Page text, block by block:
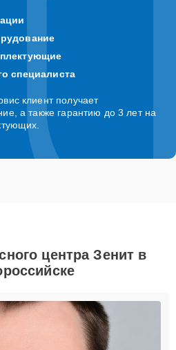
специалиста
клиент получает
а также гарантию до 3 лет на
центра Зенит в